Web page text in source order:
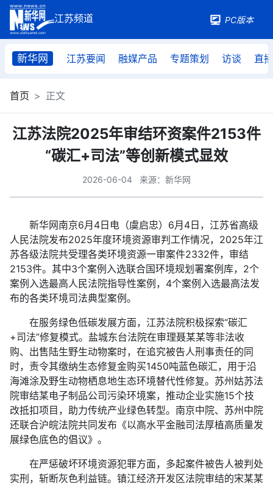
PC版本
新华网 江苏要闻 融媒产品 专题策划 访谈 直播
首页 正文
江苏法院2025年审结环资案件2153件
“碳汇+司法”等创新模式显效
2026-06-04 来源：新华网
新华网南京6月4日电（虞启忠）6月4日，江苏省高级
人民法院发布2025年度环境资源审判工作情况，2025年江
苏各级法院共受理各类环境资源一审案件2332件，审结
2153件。其中3个案例入选联合国环境规划署案例库，2个
案例入选最高人民法院指导性案例，4个案例入选最高法发
布的各类环境司法典型案例。
在服务绿色低碳发展方面，江苏法院积极探索“碳汇
+司法”修复模式。盐城东台法院在审理聂某某等非法收
购、出售陆生野生动物案时，在追究被告人刑事责任的同
时，责令其缴纳生态修复金购买1450吨蓝色碳汇，用于沿
海滩涂及野生动物栖息地生态环境替代性修复。苏州姑苏法
院审结某电子制品公司污染环境案，推动企业实施15个技
改抵扣项目，助力传统产业绿色转型。南京中院、苏州中院
还联合沪皖法院共同发布《以高水平金融司法厚植高质量发
展绿色底色的倡议》。
在严惩破坏环境资源犯罪方面，多起案件被告人被判处
实刑，斩断灰色利益链。镇江经济开发区法院审结的宋某某